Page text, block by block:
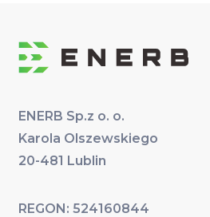
ENERB Sp.z o. o.
Karola Olszewskiego
20-481 Lublin
REGON: 524160844